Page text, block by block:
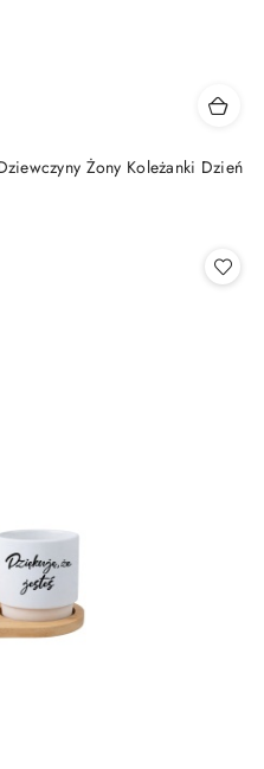
Żony Koleżanki Dzień